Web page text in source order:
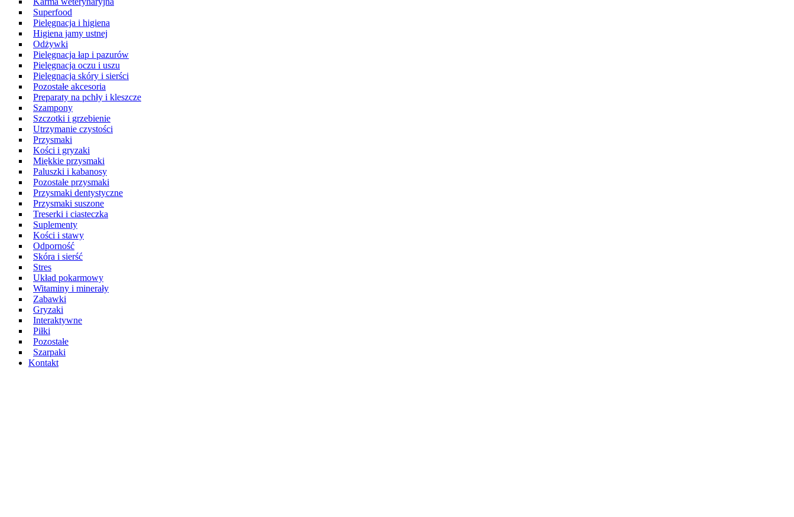
Superfood
Pielęgnacja i higiena
Higiena jamy ustnej
Odżywki
Pielęgnacja łap i pazurów
Pielęgnacja oczu i uszu
Pielęgnacja skóry i sierści
Pozostałe akcesoria
Preparaty na pchły i kleszcze
Szampony
Szczotki i grzebienie
Utrzymanie czystości
Przysmaki
Kości i gryzaki
Miękkie przysmaki
Paluszki i kabanosy
Pozostałe przysmaki
Przysmaki dentystyczne
Przysmaki suszone
Treserki i ciasteczka
Suplementy
Kości i stawy
Odporność
Skóra i sierść
Stres
Układ pokarmowy
Witaminy i minerały
Zabawki
Gryzaki
Interaktywne
Piłki
Pozostałe
Szarpaki
Kontakt